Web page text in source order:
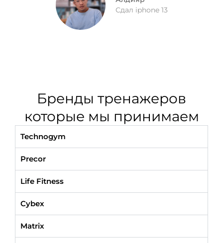
Сдал iphone 13
Бренды тренажеров
которые мы принимаем
Technogym
Precor
Life Fitness
Cybex
Matrix